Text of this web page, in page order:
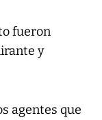
fueron
y
agentes que